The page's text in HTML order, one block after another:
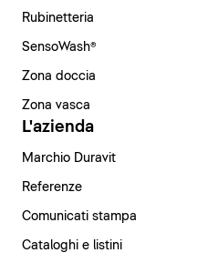
Rubinetteria
SensoWash®
Zona doccia
Zona vasca
L'azienda
Marchio Duravit
Referenze
Comunicati stampa
Cataloghi e listini